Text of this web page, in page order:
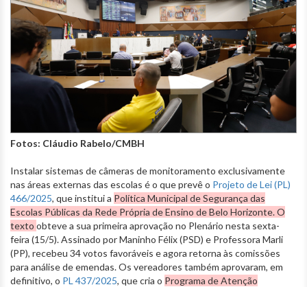
Fotos: Cláudio Rabelo/CMBH
Instalar sistemas de câmeras de monitoramento exclusivamente
nas áreas externas das escolas é o que prevê o Projeto de Lei (PL)
466/2025, que institui a Política Municipal de Segurança das
Escolas Públicas da Rede Própria de Ensino de Belo Horizonte. O
texto obteve a sua primeira aprovação no Plenário nesta sexta-
feira (15/5). Assinado por Maninho Félix (PSD) e Professora Marli
(PP), recebeu 34 votos favoráveis e agora retorna às comissões
para análise de emendas. Os vereadores também aprovaram, em
definitivo, o PL 437/2025, que cria o Programa de Atenção